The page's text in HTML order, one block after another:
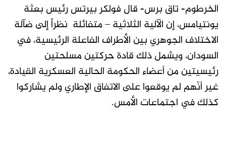
الخرطوم- تاق برس- قال فولكر بيرتس رئيس بعثة
يونتيامس، إن الآلية الثلاثية – متفائلة نظراً إلى ضآلة
الاختلاف الجوهري بين الأطراف الفاعلة الرئيسية، في
السودان، ويشمل ذلك قادة حركتين مسلحتين
رئيسيتين من أعضاء الحكومة الحالية العسكرية القيادة،
غير أنّهم لم يوقعوا على الاتفاق الإطاري ولم يشاركوا
كذلك في اجتماعات الأمس.